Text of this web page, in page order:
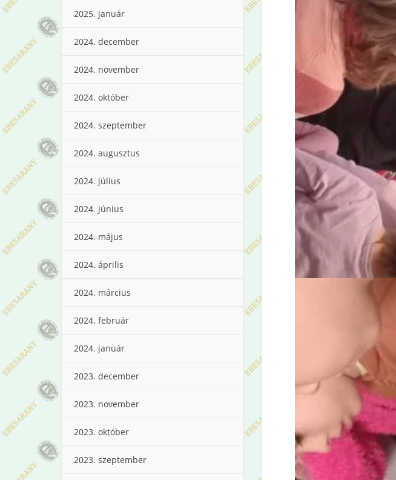
2025. január
2024. december
2024. november
2024. október
2024. szeptember
2024. augusztus
2024. július
2024. június
2024. május
2024. április
2024. március
2024. február
2024. január
2023. december
2023. november
2023. október
2023. szeptember